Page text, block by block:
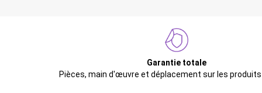
Garantie totale
Pièces, main d'œuvre et déplacement sur les